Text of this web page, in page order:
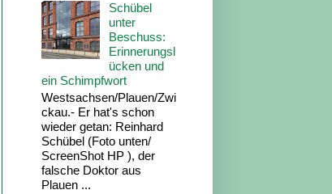
Schübel
unter
Beschuss:
Erinnerungsl
ücken und
ein Schimpfwort
Westsachsen/Plauen/Zwi
ckau.- Er hat's schon
wieder getan: Reinhard
Schübel (Foto unten/
ScreenShot HP ), der
falsche Doktor aus
Plauen ...